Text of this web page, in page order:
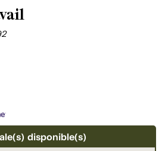
disponible(s)